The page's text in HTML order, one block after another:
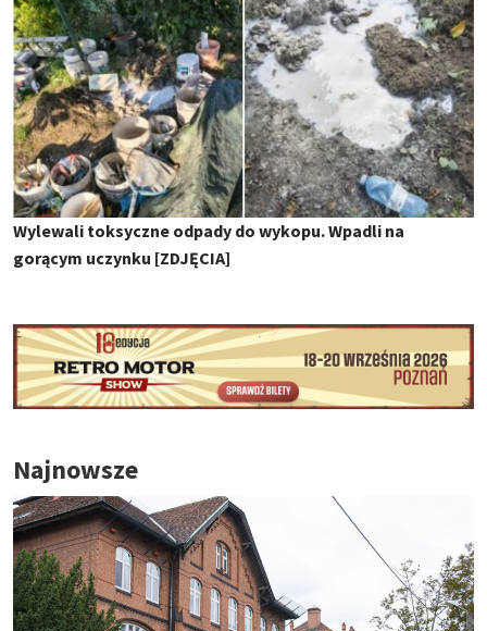
Wylewali toksyczne odpady do wykopu. Wpadli na
gorącym uczynku [ZDJĘCIA]
Najnowsze